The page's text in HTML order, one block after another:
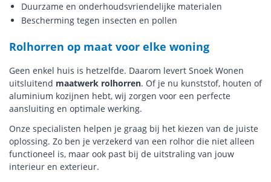
Duurzame en onderhoudsvriendelijke materialen
Bescherming tegen insecten en pollen
Rolhorren op maat voor elke woning
Geen enkel huis is hetzelfde. Daarom levert Snoek Wonen
uitsluitend maatwerk rolhorren. Of je nu kunststof, houten of
aluminium kozijnen hebt, wij zorgen voor een perfecte
aansluiting en optimale werking.
Onze specialisten helpen je graag bij het kiezen van de juiste
oplossing. Zo ben je verzekerd van een rolhor die niet alleen
functioneel is, maar ook past bij de uitstraling van jouw
interieur en exterieur.